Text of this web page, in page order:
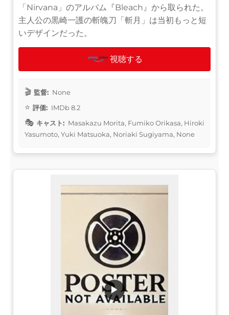
「Nirvana」のアルバム『Bleach』から取られた。
主人公の黒崎一護の斬魄刀「斬月」は当初もっと短
いデザインだった。
視聴する
監督: None
評価: IMDb 8.2
キャスト: Masakazu Morita, Fumiko Orikasa, Hiroki
Yasumoto, Yuki Matsuoka, Noriaki Sugiyama, None
▶